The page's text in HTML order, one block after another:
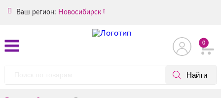
Ваш регион: Новосибирск
0